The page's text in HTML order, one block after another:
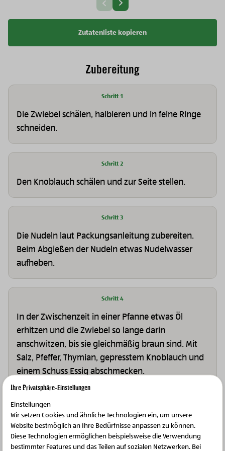
Vorherige Slide
Zutatenliste kopieren
Zubereitung
Schritt 1
Die Zwiebel schälen, halbieren und in feine Ringe
schneiden.
Schritt 2
Den Knoblauch schälen und zur Seite stellen.
Schritt 3
Die Nudeln laut Packungsanleitung zubereiten.
Beim Abgießen der Nudeln etwas Nudelwasser
aufheben.
Schritt 4
In der Zwischenzeit in einer Pfanne etwas Öl
erhitzen und die Zwiebel so lange darin
anschwitzen, bis sie gleichmäßig braun sind. Mit
Salz, Pfeffer, Thymian, gepresstem Knoblauch und
einem Schuss Essig abschmecken.
Die Nudeln zu den karamellisierten Zwiebeln
geben und etwas vom Nudelwasser hinzufügen.
Ihre Privatsphäre-Einstellungen
Einstellungen
Wir setzen Cookies und ähnliche Technologien ein, um unsere
Website bestmöglich an Ihre Bedürfnisse anpassen zu können.
Diese Technologien ermöglichen beispielsweise die Verwendung
bestimmter Features und das Teilen auf sozialen Netzwerken. Bei